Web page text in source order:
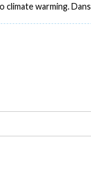
climate warming. Dans